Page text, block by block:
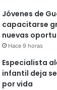
Jóvenes de
capacitarse
nuevas
Hace 9 horas
Especialista
infantil deja
por vida